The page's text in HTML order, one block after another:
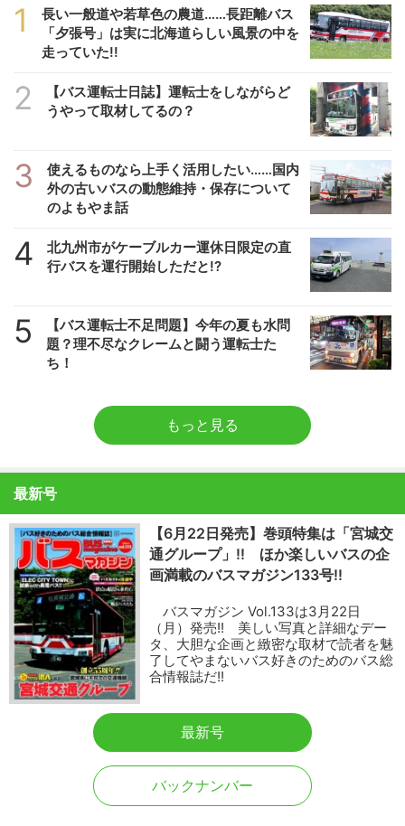
1
長い一般道や若草色の農道……長距離バス
「夕張号」は実に北海道らしい風景の中を
走っていた!!
2
【バス運転士日誌】運転士をしながらど
うやって取材してるの？
3
使えるものなら上手く活用したい……国内
外の古いバスの動態維持・保存について
のよもやま話
4
北九州市がケーブルカー運休日限定の直
行バスを運行開始しただと!?
5
【バス運転士不足問題】今年の夏も水問
題？理不尽なクレームと闘う運転士た
ち！
もっと見る
最新号
【6月22日発売】巻頭特集は「宮城交
通グループ」!! ほか楽しいバスの企
画満載のバスマガジン133号!!
バスマガジン Vol.133は3月22日
（月）発売!! 美しい写真と詳細なデー
タ、大胆な企画と緻密な取材で読者を魅
了してやまないバス好きのためのバス総
合情報誌だ!!
最新号
バックナンバー